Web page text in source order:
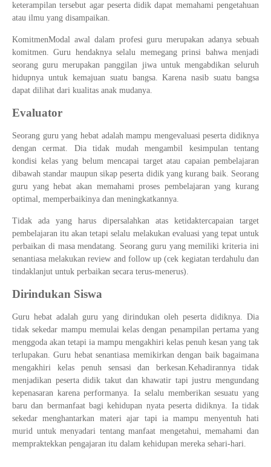
keterampilan tersebut agar peserta didik dapat memahami pengetahuan
atau ilmu yang disampaikan.
KomitmenModal awal dalam profesi guru merupakan adanya sebuah
komitmen. Guru hendaknya selalu memegang prinsi bahwa menjadi
seorang guru merupakan panggilan jiwa untuk mengabdikan seluruh
hidupnya untuk kemajuan suatu bangsa. Karena nasib suatu bangsa
dapat dilihat dari kualitas anak mudanya.
Evaluator
Seorang guru yang hebat adalah mampu mengevaluasi peserta didiknya
dengan cermat. Dia tidak mudah mengambil kesimpulan tentang
kondisi kelas yang belum mencapai target atau capaian pembelajaran
dibawah standar maupun sikap peserta didik yang kurang baik. Seorang
guru yang hebat akan memahami proses pembelajaran yang kurang
optimal, memperbaikinya dan meningkatkannya.
Tidak ada yang harus dipersalahkan atas ketidaktercapaian target
pembelajaran itu akan tetapi selalu melakukan evaluasi yang tepat untuk
perbaikan di masa mendatang. Seorang guru yang memiliki kriteria ini
senantiasa melakukan review and follow up (cek kegiatan terdahulu dan
tindaklanjut untuk perbaikan secara terus-menerus).
Dirindukan Siswa
Guru hebat adalah guru yang dirindukan oleh peserta didiknya. Dia
tidak sekedar mampu memulai kelas dengan penampilan pertama yang
menggoda akan tetapi ia mampu mengakhiri kelas penuh kesan yang tak
terlupakan. Guru hebat senantiasa memikirkan dengan baik bagaimana
mengakhiri kelas penuh sensasi dan berkesan.Kehadirannya tidak
menjadikan peserta didik takut dan khawatir tapi justru mengundang
kepenasaran karena performanya. Ia selalu memberikan sesuatu yang
baru dan bermanfaat bagi kehidupan nyata peserta didiknya. Ia tidak
sekedar menghantarkan materi ajar tapi ia mampu menyentuh hati
murid untuk menyadari tentang manfaat mengetahui, memahami dan
mempraktekkan pengajaran itu dalam kehidupan mereka sehari-hari.